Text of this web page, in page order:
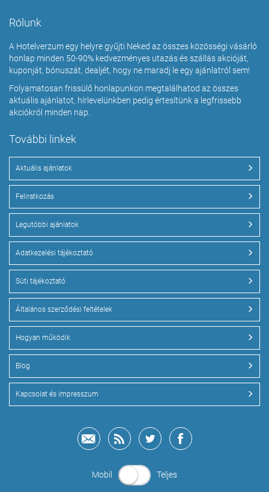
Rólunk
A Hotelverzum egy helyre gyűjti Neked az összes közösségi vásárló
honlap minden 50-90% kedvezményes utazás és szállás akcióját,
kuponját, bónuszát, dealjét, hogy ne maradj le egy ajánlatról sem!
Folyamatosan frissülő honlapunkon megtalálhatod az összes
aktuális ajánlatot, hírlevelünkben pedig értesítünk a legfrissebb
akciókról minden nap.
További linkek
Aktuális ajánlatok
Feliratkozás
Legutóbbi ajánlatok
Adatkezelési tájékoztató
Süti tájékoztató
Általános szerződési feltételek
Hogyan működik
Blog
Kapcsolat és impresszum
Mobil Teljes